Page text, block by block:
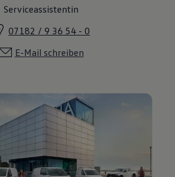
Serviceassistentin
07182 / 9 36 54 - 0
E-Mail schreiben